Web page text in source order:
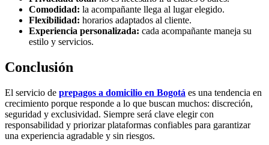
Comodidad: la acompañante llega al lugar elegido.
Flexibilidad: horarios adaptados al cliente.
Experiencia personalizada: cada acompañante maneja su
estilo y servicios.
Conclusión
El servicio de prepagos a domicilio en Bogotá es una tendencia en
crecimiento porque responde a lo que buscan muchos: discreción,
seguridad y exclusividad. Siempre será clave elegir con
responsabilidad y priorizar plataformas confiables para garantizar
una experiencia agradable y sin riesgos.